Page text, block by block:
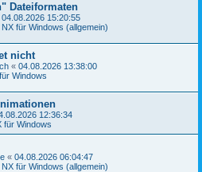
Dateiformaten
04.08.2026 15:20:55
für Windows (allgemein)
nicht
« 04.08.2026 13:38:00
Windows
12:36:34
für Windows
« 04.08.2026 06:04:47
für Windows (allgemein)